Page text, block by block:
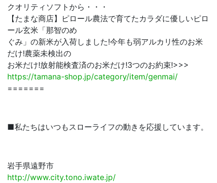
クオリティソフトから・・・
【たまな商店】ピロール農法で育てたカラダに優しいピロ
ール玄米「那智のめ
ぐみ」の新米が入荷しました!今年も弱アルカリ性のお米
だけ!農薬未検出の
お米だけ!放射能検査済のお米だけ!3つのお約束!>>>
https://tamana-shop.jp/category/item/genmai/
=======
■私たちはいつもスローライフの動きを応援しています。
岩手県遠野市
http://www.city.tono.iwate.jp/